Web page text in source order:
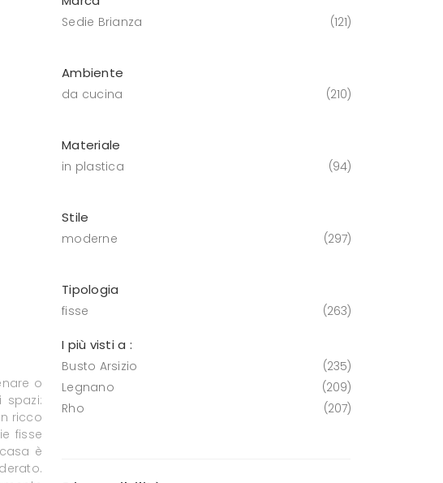
o
ricco
fisse
è
Sedie Brianza 121
Ambiente
da cucina 210
Materiale
in plastica 94
Stile
moderne 297
Tipologia
fisse 263
I più visti a :
Busto Arsizio
235
Legnano
209
Rho
207